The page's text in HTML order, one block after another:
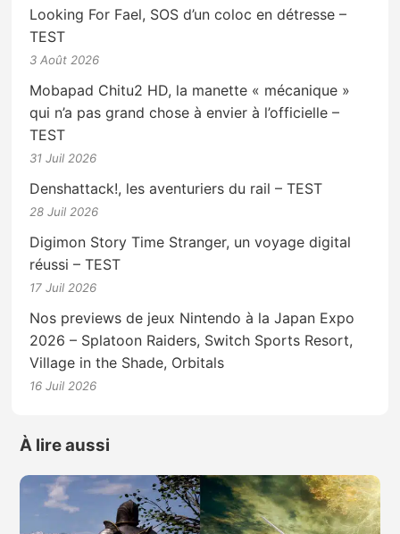
Looking For Fael, SOS d’un coloc en détresse –
TEST
3 Août 2026
Mobapad Chitu2 HD, la manette « mécanique »
qui n’a pas grand chose à envier à l’officielle –
TEST
31 Juil 2026
Denshattack!, les aventuriers du rail – TEST
28 Juil 2026
Digimon Story Time Stranger, un voyage digital
réussi – TEST
17 Juil 2026
Nos previews de jeux Nintendo à la Japan Expo
2026 – Splatoon Raiders, Switch Sports Resort,
Village in the Shade, Orbitals
16 Juil 2026
À lire aussi